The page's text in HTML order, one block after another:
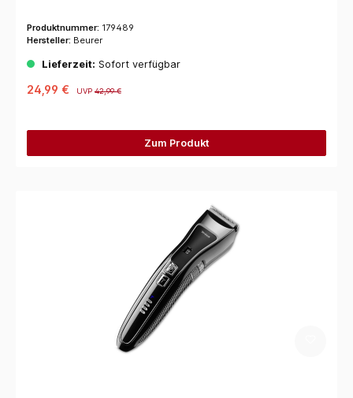
Produktnummer: 179489
Hersteller: Beurer
Lieferzeit: Sofort verfügbar
24,99 € UVP42,99 €
Zum Produkt